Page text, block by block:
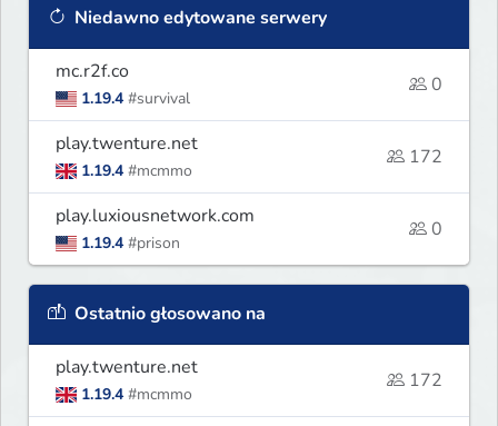
Niedawno edytowane serwery
mc.r2f.co
1.19.4 #survival
0
play.twenture.net
1.19.4 #mcmmo
172
play.luxiousnetwork.com
1.19.4 #prison
0
Ostatnio głosowano na
play.twenture.net
1.19.4 #mcmmo
172